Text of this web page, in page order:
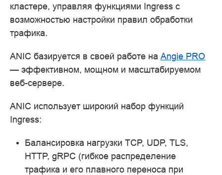
кластере, управляя функциями Ingress с
возможностью настройки правил обработки
трафика.
ANIC базируется в своей работе на Angie PRO
— эффективном, мощном и масштабируемом
веб-сервере.
ANIC использует широкий набор функций
Ingress:
Балансировка нагрузки TCP, UDP, TLS,
HTTP, gRPC (гибкое распределение
трафика и его плавного переноса при